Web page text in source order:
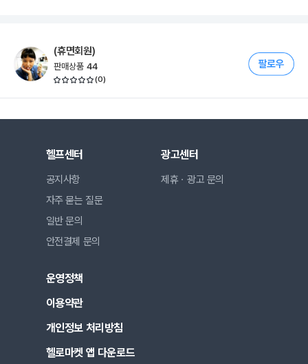
(휴면회원)
판매상품 44
(0)
헬프센터
공지사항
자주 묻는 질문
일반 문의
안전결제 문의
광고센터
제휴ㆍ광고 문의
운영정책
이용약관
개인정보 처리방침
헬로마켓 앱 다운로드